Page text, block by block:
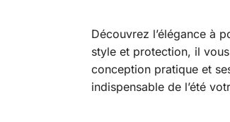
Découvrez l’élégance à
style et protection, il
conception pratique et
indispensable de l’été